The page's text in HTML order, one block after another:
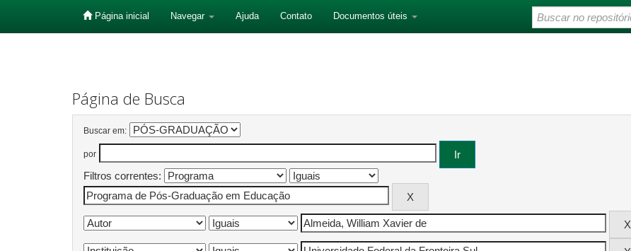
Página inicial Navegar Ajuda Contato Documentos úteis
Página de Busca
Buscar em:
por
Filtros correntes: